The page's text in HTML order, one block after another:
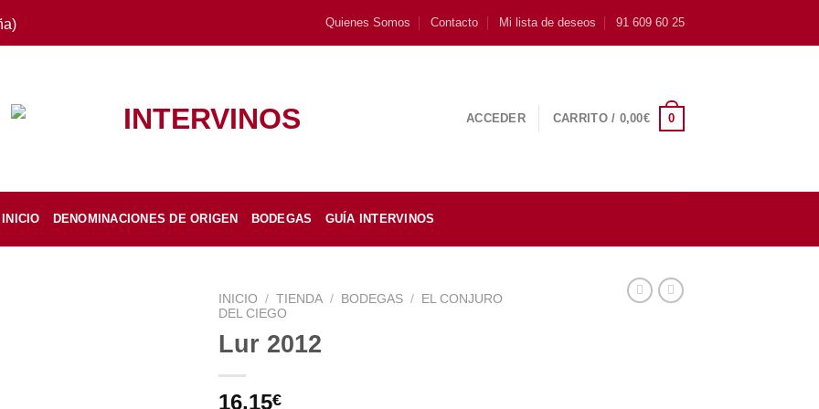
Quienes Somos Contacto Mi lista de deseos 91 609 60 25
ACCEDER CARRITO / 0,00€ 0
INICIO DENOMINACIONES DE ORIGEN BODEGAS GUÍA INTERVINOS
INICIO / TIENDA / BODEGAS /
EL CONJURO
DEL CIEGO
Lur 2012
16,15€